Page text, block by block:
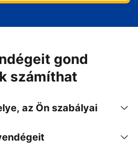
gond
számíthat
az Ön szabályai